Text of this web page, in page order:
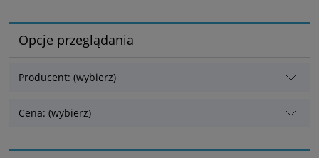
Opcje przeglądania
Producent: (wybierz)
Cena: (wybierz)